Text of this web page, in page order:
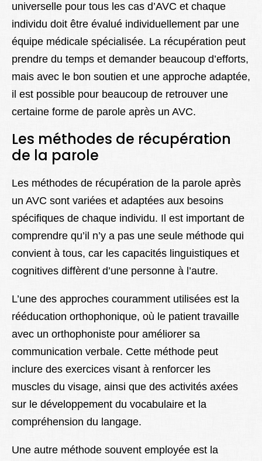
universelle pour tous les cas d’AVC et chaque
individu doit être évalué individuellement par une
équipe médicale spécialisée. La récupération peut
prendre du temps et demander beaucoup d’efforts,
mais avec le bon soutien et une approche adaptée,
il est possible pour beaucoup de retrouver une
certaine forme de parole après un AVC.
Les méthodes de récupération
de la parole
Les méthodes de récupération de la parole après
un AVC sont variées et adaptées aux besoins
spécifiques de chaque individu. Il est important de
comprendre qu’il n’y a pas une seule méthode qui
convient à tous, car les capacités linguistiques et
cognitives diffèrent d’une personne à l’autre.
L’une des approches couramment utilisées est la
rééducation orthophonique, où le patient travaille
avec un orthophoniste pour améliorer sa
communication verbale. Cette méthode peut
inclure des exercices visant à renforcer les
muscles du visage, ainsi que des activités axées
sur le développement du vocabulaire et la
compréhension du langage.
Une autre méthode souvent employée est la